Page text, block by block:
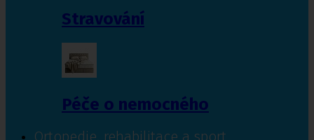
Stravování
Péče o nemocného